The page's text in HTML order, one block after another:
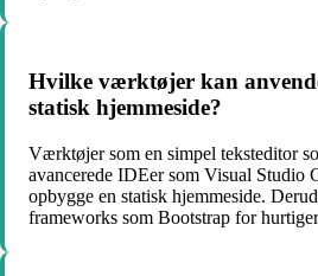
Hvilke værktøjer kan
statisk hjemmeside?
Værktøjer som en simpel teksteditor
avancerede IDEer som Visual Studio
opbygge en statisk hjemmeside.
frameworks som Bootstrap for